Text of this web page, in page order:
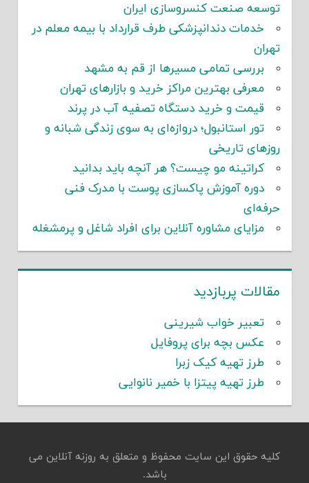
توسعه صنعت کنسروسازی ایران
خدمات دندانپزشکی طرف قرارداد با بیمه معلم در
تهران
بررسی تمامی مسیرها از قم به مشهد
معرفی بهترین مراکز خرید و بازارهای تهران
قیمت و خرید دستگاه تصفیه آب در پرند
تور استانبول؛ دروازه‌ای به سوی زندگی شبانه و
روزهای تاریخی
کراتینه مو چیست؟ هر آنچه باید بدانید
دوره آموزش پاکسازی پوست با مدرک فنی
حرفه‌ای
مزایای مشاوره آنلاین برای افراد شاغل و پرمشغله
مقالات پربازدید
تعبیر خواب شیرینی
عکس بچه برای پروفایل
طرز تهیه کیک زبرا
طرز تهیه پیتزا با خمیر نانوایی
کلیه حقوق این سایت محفوظ و متعلق به روزنه آنلاین می
باشد.